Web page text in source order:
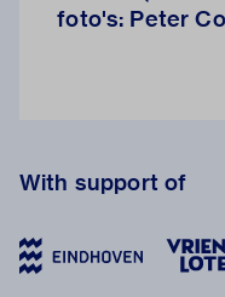
foto's: Peter
With support of